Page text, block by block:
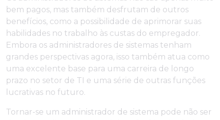
bem pagos, mas também desfrutam de outros
benefícios, como a possibilidade de aprimorar suas
habilidades no trabalho às custas do empregador.
Embora os administradores de sistemas tenham
grandes perspectivas agora, isso também atua como
uma excelente base para uma carreira de longo
prazo no setor de TI e uma série de outras funções
lucrativas no futuro.
Tornar-se um administrador de sistema pode não ser